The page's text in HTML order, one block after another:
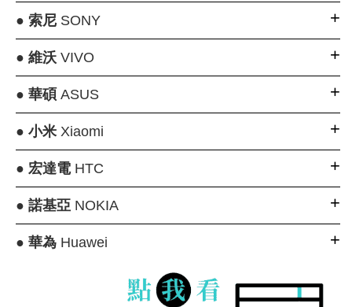
● 索尼SONY
● 維沃VIVO
● 華碩 ASUS
● 小米Xiaomi
● 宏達電HTC
● 諾基亞NOKIA
● 華為Huawei